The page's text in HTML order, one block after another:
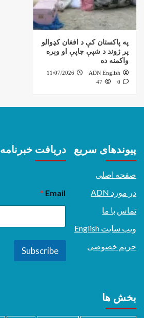
په پاکستان کې د افغان کډوالو
پر ژوند د شپې چاپې او وېره
واکمنه ده
ADN English
11/07/2026
0
47
پیوندهای سریع
صفحه اصلی
در مورد ADN
تماس با ما
ویب سایت English
حریم خصوصی
دریافت خبرنامه
Email
*
Subscribe
بخش ها